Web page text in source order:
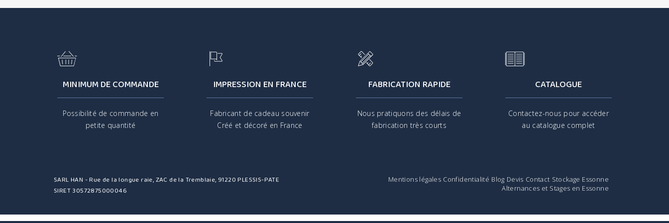
MINIMUM DE COMMANDE
Possibilité de commande en
petite quantité
IMPRESSION EN FRANCE
Fabricant de cadeau souvenir
Créé et décoré en France
FABRICATION RAPIDE
Nous pratiquons des délais de
fabrication très courts
CATALOGUE
Contactez-nous pour accéder
au catalogue complet
SARL HAN - Rue de la longue raie, ZAC de la Tremblaie, 91220 PLESSIS-PATE
SIRET 30572875000046
Mentions légales Confidentialité Blog Devis Contact Stockage Essonne
Alternances et Stages en Essonne